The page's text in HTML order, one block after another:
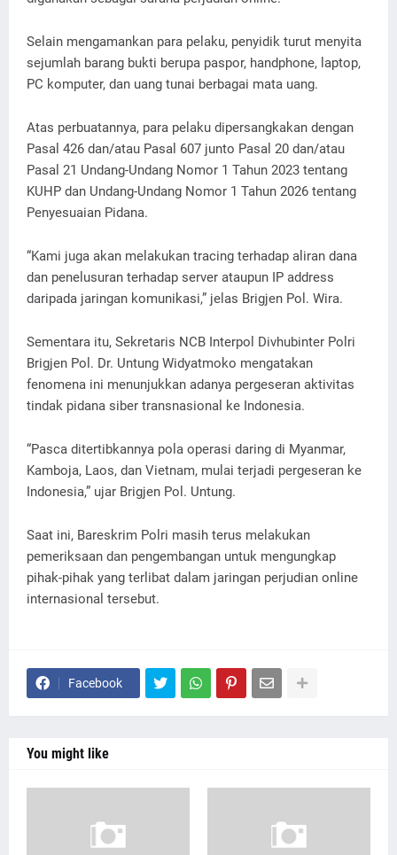
Selain mengamankan para pelaku, penyidik turut menyita
sejumlah barang bukti berupa paspor, handphone, laptop,
PC komputer, dan uang tunai berbagai mata uang.
Atas perbuatannya, para pelaku dipersangkakan dengan
Pasal 426 dan/atau Pasal 607 junto Pasal 20 dan/atau
Pasal 21 Undang-Undang Nomor 1 Tahun 2023 tentang
KUHP dan Undang-Undang Nomor 1 Tahun 2026 tentang
Penyesuaian Pidana.
“Kami juga akan melakukan tracing terhadap aliran dana
dan penelusuran terhadap server ataupun IP address
daripada jaringan komunikasi,” jelas Brigjen Pol. Wira.
Sementara itu, Sekretaris NCB Interpol Divhubinter Polri
Brigjen Pol. Dr. Untung Widyatmoko mengatakan
fenomena ini menunjukkan adanya pergeseran aktivitas
tindak pidana siber transnasional ke Indonesia.
“Pasca ditertibkannya pola operasi daring di Myanmar,
Kamboja, Laos, dan Vietnam, mulai terjadi pergeseran ke
Indonesia,” ujar Brigjen Pol. Untung.
Saat ini, Bareskrim Polri masih terus melakukan
pemeriksaan dan pengembangan untuk mengungkap
pihak-pihak yang terlibat dalam jaringan perjudian online
internasional tersebut.
Facebook
You might like